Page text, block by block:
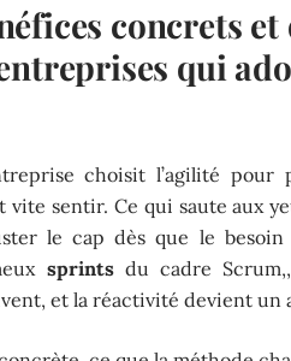
concrets
qui
choisit l’agilité pour
vite sentir. Ce qui saute aux
le cap dès que le
sprintsdu cadre Scrum,,
et la réactivité devient un